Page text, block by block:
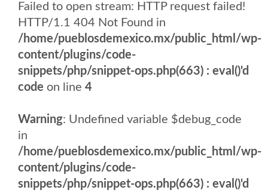
Failed to open stream: HTTP request failed!
HTTP/1.1 404 Not Found in
/home/pueblosdemexico.mx/public_html/wp-
content/plugins/code-
snippets/php/snippet-ops.php(663) : eval()'d
code on line 4
Warning: Undefined variable $debug_code
in
/home/pueblosdemexico.mx/public_html/wp-
content/plugins/code-
snippets/php/snippet-ops.php(663) : eval()'d